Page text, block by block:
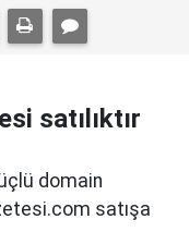
satılıktır
domain
satışa